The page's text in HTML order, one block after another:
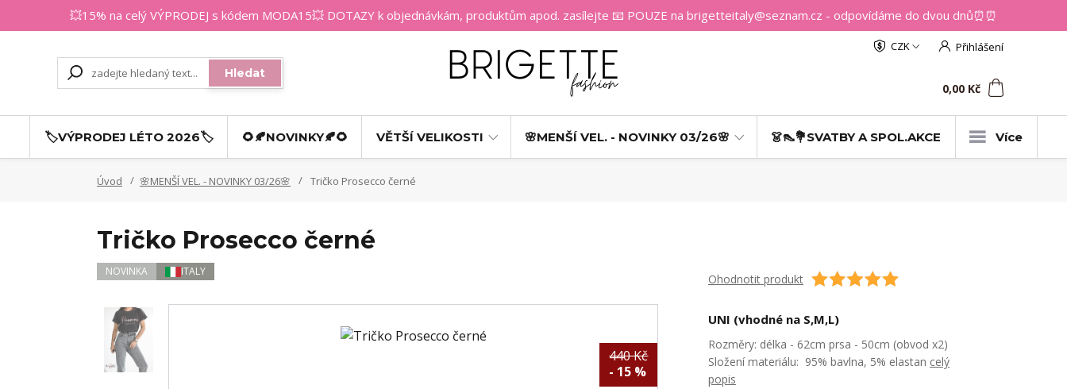
💥15% na celý VÝPRODEJ s kódem MODA15💥 DOTAZY k objednávkám, produktům apod. zasílejte 📧 POUZE na brigetteitaly@seznam.cz - odpovídáme do dvou dnů⏰⏰
CZK
Přihlášení
Hledat
0,00 Kč
🏷️VÝPRODEJ LÉTO 2026🏷️ 🌻🍂NOVINKY🍂🌻 VĚTŠÍ VELIKOSTI 🌸MENŠÍ VEL. - NOVINKY 03/26🌸 👗👠💐SVATBY A SPOL.AKCE Více
Úvod 🌸MENŠÍ VEL. - NOVINKY 03/26🌸 Tričko Prosecco černé
Tričko Prosecco černé
NOVINKA ITALY
440 Kč
- 15 %
Ohodnotit produkt
UNI (vhodné na S,M,L)
Rozměry: délka - 62cm prsa - 50cm (obvod x2)
Složení materiálu: 95% bavlna, 5% elastan celý
popis